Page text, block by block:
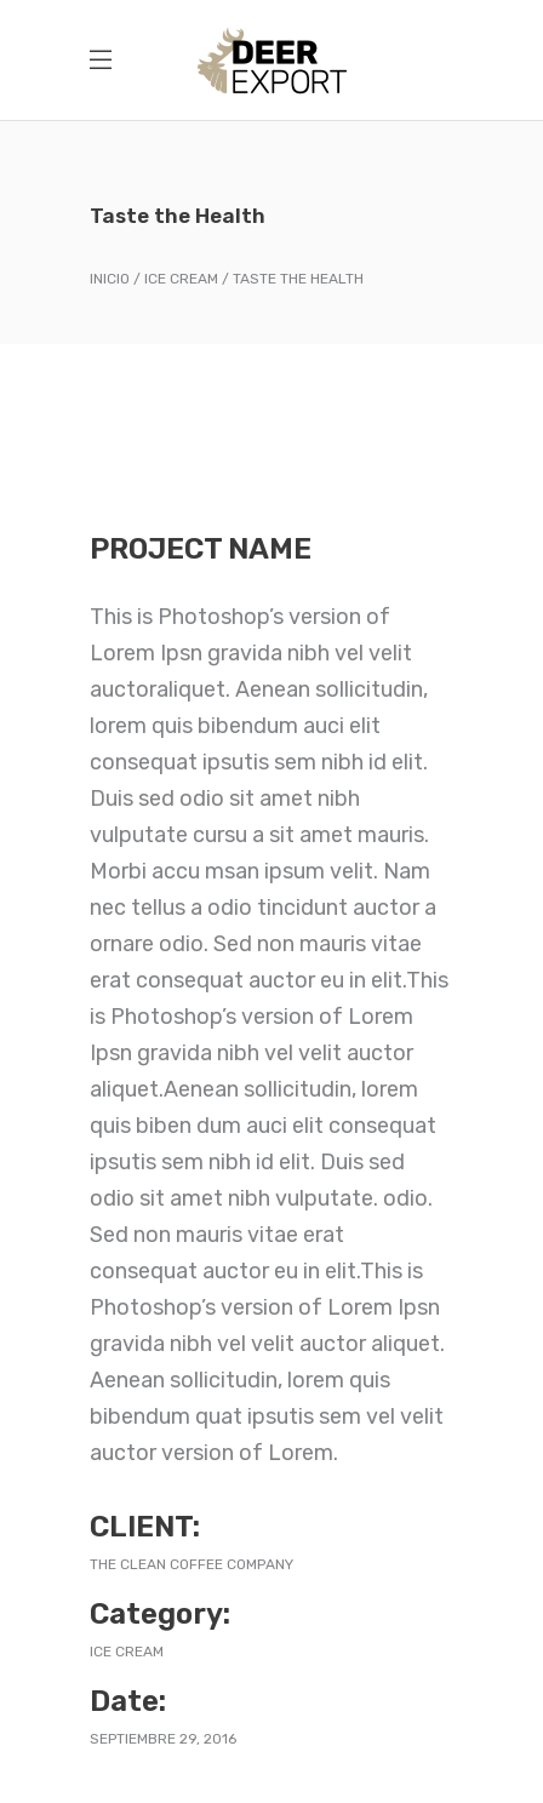
Taste the Health
INICIO ICE CREAM TASTE THE HEALTH
PROJECT NAME
This is Photoshop’s version of
Lorem Ipsn gravida nibh vel velit
auctoraliquet. Aenean sollicitudin,
lorem quis bibendum auci elit
consequat ipsutis sem nibh id elit.
Duis sed odio sit amet nibh
vulputate cursu a sit amet mauris.
Morbi accu msan ipsum velit. Nam
nec tellus a odio tincidunt auctor a
ornare odio. Sed non mauris vitae
erat consequat auctor eu in elit.This
is Photoshop’s version of Lorem
Ipsn gravida nibh vel velit auctor
aliquet.Aenean sollicitudin, lorem
quis biben dum auci elit consequat
ipsutis sem nibh id elit. Duis sed
odio sit amet nibh vulputate. odio.
Sed non mauris vitae erat
consequat auctor eu in elit.This is
Photoshop’s version of Lorem Ipsn
gravida nibh vel velit auctor aliquet.
Aenean sollicitudin, lorem quis
bibendum quat ipsutis sem vel velit
auctor version of Lorem.
CLIENT:
THE CLEAN COFFEE COMPANY
Category:
ICE CREAM
Date:
SEPTIEMBRE 29, 2016